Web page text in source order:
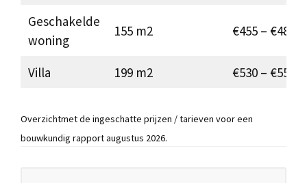
Geschakelde
woning
155 m2 €455 – €485
Villa 199 m2 €530 – €550
Overzichtmet de ingeschatte prijzen / tarieven voor een
bouwkundig rapport augustus 2026.